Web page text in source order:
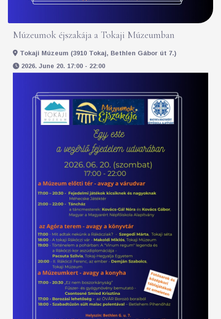
Múzeumok éjszakája a Tokaji Múzeumban
Tokaji Múzeum (3910 Tokaj, Bethlen Gábor út 7.)
2026. June 20. 17:00 - 22:00